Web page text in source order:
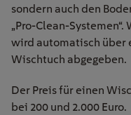
sondern auch den
„Pro-Clean-
wird automatisch über
Wischtuch abgegeben.
Der Preis für einen
bei 200 und 2.000 Euro.